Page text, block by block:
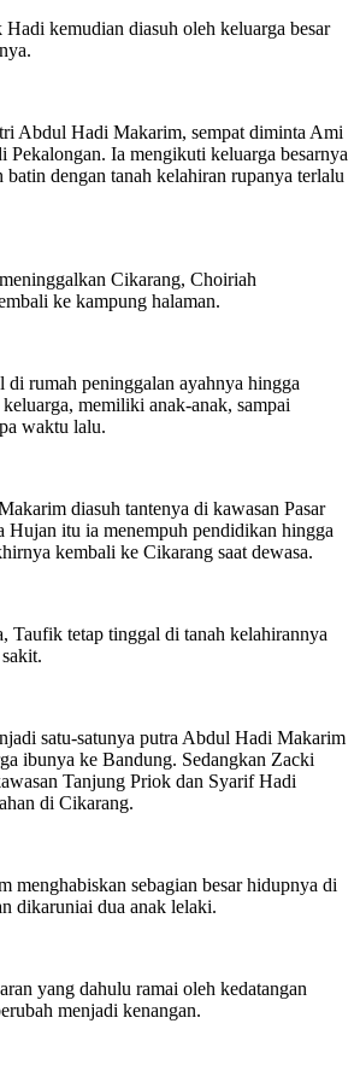
kemudian diasuh oleh keluarga besar
Abdul Hadi Makarim, sempat diminta Ami
Ia mengikuti keluarga besarnya
batin dengan tanah kelahiran rupanya terlalu
Cikarang, Choiriah
ke kampung halaman.
di rumah peninggalan ayahnya hingga
memiliki anak-anak, sampai
waktu lalu.
diasuh tantenya di kawasan Pasar
itu ia menempuh pendidikan hingga
kembali ke Cikarang saat dewasa.
Taufik tetap tinggal di tanah kelahirannya
satu-satunya putra Abdul Hadi Makarim
ibunya ke Bandung. Sedangkan Zacki
Tanjung Priok dan Syarif Hadi
di Cikarang.
menghabiskan sebagian besar hidupnya di
dikaruniai dua anak lelaki.
yang dahulu ramai oleh kedatangan
menjadi kenangan.